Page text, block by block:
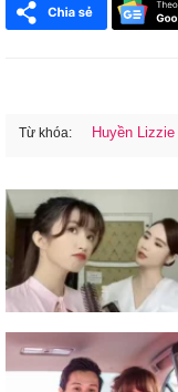
Từ khóa: Huyền Lizzie